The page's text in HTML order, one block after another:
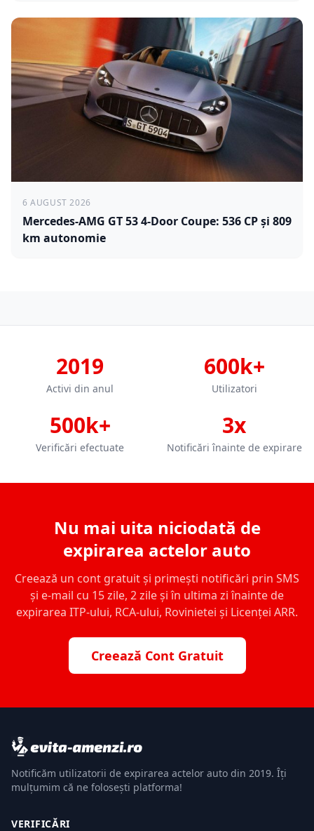
6 AUGUST 2026
Mercedes-AMG GT 53 4-Door Coupe: 536 CP și 809
km autonomie
2019
Activi din anul
600k+
Utilizatori
500k+
Verificări efectuate
3x
Notificări înainte de expirare
Nu mai uita niciodată de
expirarea actelor auto
Creează un cont gratuit și primești notificări prin SMS
și e-mail cu 15 zile, 2 zile și în ultima zi înainte de
expirarea ITP-ului, RCA-ului, Rovinietei și Licenței ARR.
Creează Cont Gratuit
Notificăm utilizatorii de expirarea actelor auto din 2019. Îți
mulțumim că ne folosești platforma!
VERIFICĂRI